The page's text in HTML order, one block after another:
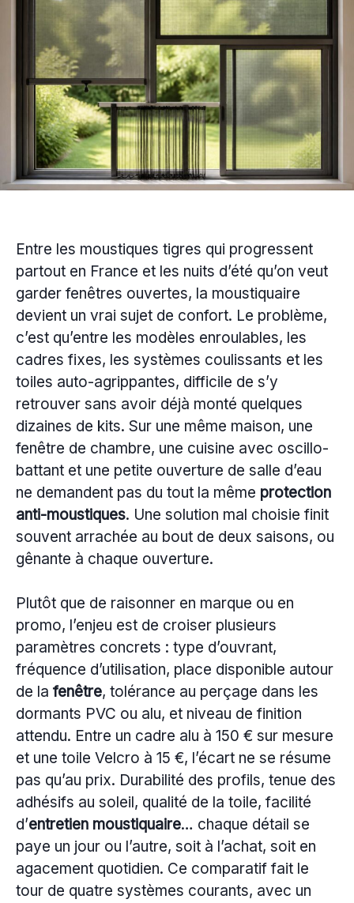
Entre les moustiques tigres qui progressent
partout en France et les nuits d’été qu’on veut
garder fenêtres ouvertes, la moustiquaire
devient un vrai sujet de confort. Le problème,
c’est qu’entre les modèles enroulables, les
cadres fixes, les systèmes coulissants et les
toiles auto-agrippantes, difficile de s’y
retrouver sans avoir déjà monté quelques
dizaines de kits. Sur une même maison, une
fenêtre de chambre, une cuisine avec oscillo-
battant et une petite ouverture de salle d’eau
ne demandent pas du tout la même protection
anti-moustiques. Une solution mal choisie finit
souvent arrachée au bout de deux saisons, ou
gênante à chaque ouverture.
Plutôt que de raisonner en marque ou en
promo, l’enjeu est de croiser plusieurs
paramètres concrets : type d’ouvrant,
fréquence d’utilisation, place disponible autour
de la fenêtre, tolérance au perçage dans les
dormants PVC ou alu, et niveau de finition
attendu. Entre un cadre alu à 150 € sur mesure
et une toile Velcro à 15 €, l’écart ne se résume
pas qu’au prix. Durabilité des profils, tenue des
adhésifs au soleil, qualité de la toile, facilité
d’entretien moustiquaire… chaque détail se
paye un jour ou l’autre, soit à l’achat, soit en
agacement quotidien. Ce comparatif fait le
tour de quatre systèmes courants, avec un